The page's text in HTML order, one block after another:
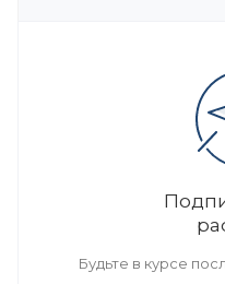
Будьте в курсе